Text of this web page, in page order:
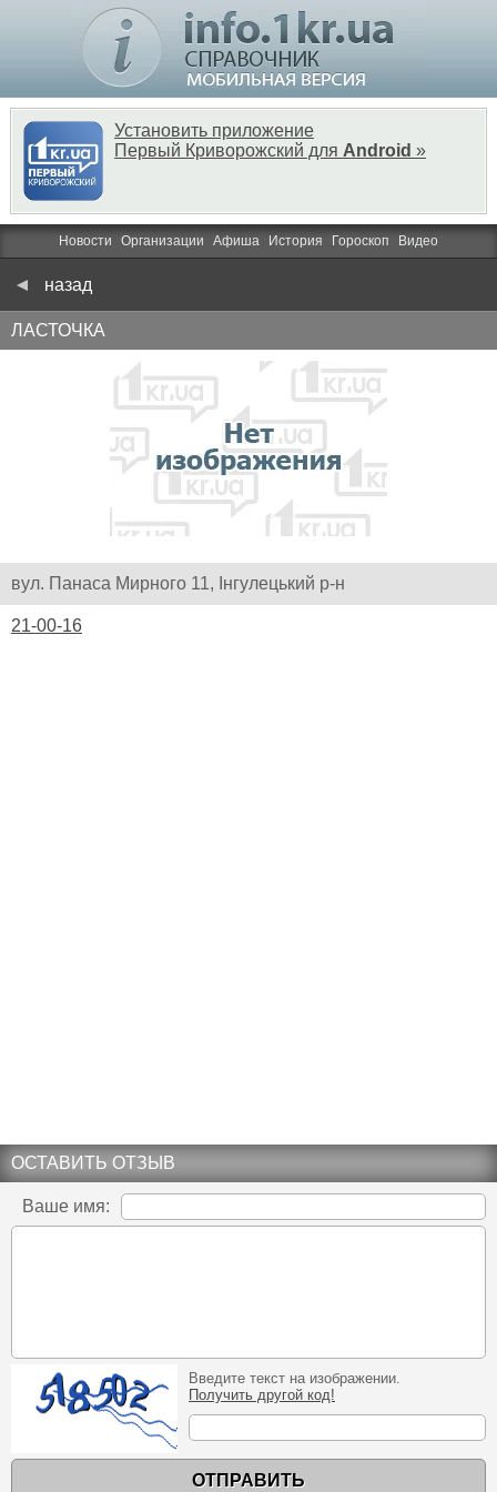
Установить приложение
Первый Криворожский для Android »
Новости Организации Афиша История Гороскоп Видео
назад
ЛАСТОЧКА
вул. Панаса Мирного 11, Інгулецький р-н
21-00-16
ОСТАВИТЬ ОТЗЫВ
Ваше имя:
Введите текст на изображении.
Получить другой код!
ОТПРАВИТЬ